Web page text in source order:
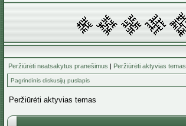
Peržiūrėti neatsakytus pranešimus | Peržiūrėti aktyvias temas
Pagrindinis diskusijų puslapis
Peržiūrėti aktyvias temas